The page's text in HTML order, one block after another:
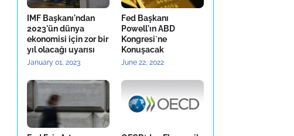
IMF Başkanı'ndan
2023'ün dünya
ekonomisi için zor bir
yıl olacağı uyarısı
January 01, 2023
Fed Başkanı
Powell'ın ABD
Kongresi`ne
Konuşacak
June 22, 2022